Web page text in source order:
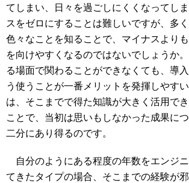
てしまい、日々を過ごしにくくなってし
スをゼロにすることは難しいですが、多
色々なことを知ることで、マイナスより
を向けやすくなるのではないでしょうか
る場面で関わることができなくても、導
う使うことが一番メリットを発揮しやす
は、そこまでで得た知識が大きく活用で
ことで、当初は思いもしなかった成果に
二分にあり得るのです。
自分のようにある程度の年数をエンジ
てきたタイプの場合、そこまでの経験が